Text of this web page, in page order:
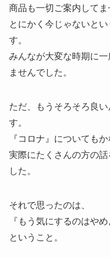
商品も一切ご案内してま
とにかく今じゃないと
す。
みんなが大変な時期に
ませんでした。
ただ、もうそろそろ良
す。
『コロナ』についても
実際にたくさんの方の
した。
それで思ったのは、
『もう気にするのはやめ
ということ。